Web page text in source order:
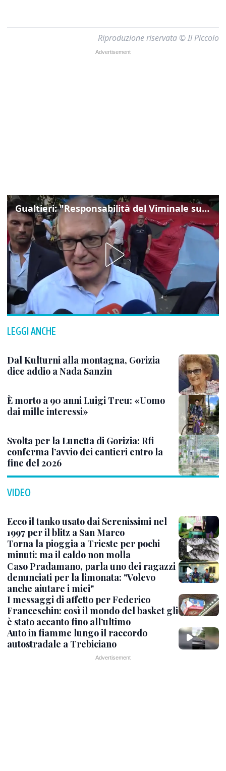
Riproduzione riservata © Il Piccolo
Gualtieri: "Responsabilità del Viminale su Spin Time? La posizione dei partiti è nota"
LEGGI ANCHE
Dal Kulturni alla montagna, Gorizia
dice addio a Nada Sanzin
È morto a 90 anni Luigi Treu: «Uomo
dai mille interessi»
Svolta per la Lunetta di Gorizia: Rfi
conferma l’avvio dei cantieri entro la
fine del 2026
VIDEO
Ecco il tanko usato dai Serenissimi nel
1997 per il blitz a San Marco
Torna la pioggia a Trieste per pochi
minuti: ma il caldo non molla
Caso Pradamano, parla uno dei ragazzi
denunciati per la limonata: "Volevo
anche aiutare i miei"
I messaggi di affetto per Federico
Franceschin: così il mondo del basket gli
è stato accanto fino all’ultimo
Auto in fiamme lungo il raccordo
autostradale a Trebiciano